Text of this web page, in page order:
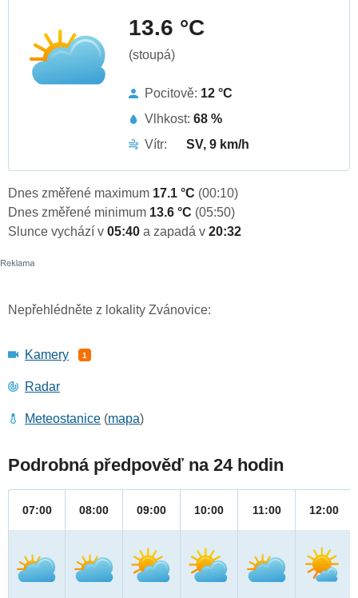
13.6 °C
(stoupá)
Pocitově: 12 °C
Vlhkost: 68 %
Vítr:
SV, 9 km/h
Dnes změřené maximum 17.1 °C (00:10)
Dnes změřené minimum 13.6 °C (05:50)
Slunce vychází v 05:40 a zapadá v 20:32
Nepřehlédněte z lokality Zvánovice:
Kamery 1
Radar
Meteostanice (mapa)
Podrobná předpověď na 24 hodin
07:00 08:00 09:00 10:00 11:00 12:00